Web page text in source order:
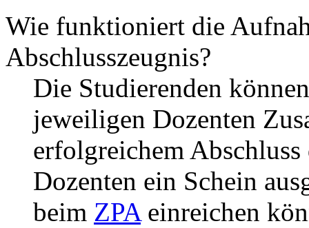
Wie funktioniert die
Abschlusszeugnis?
Die Studierenden
jeweiligen Dozenten
erfolgreichem
Dozenten ein Schein
beim ZPAeinreichen